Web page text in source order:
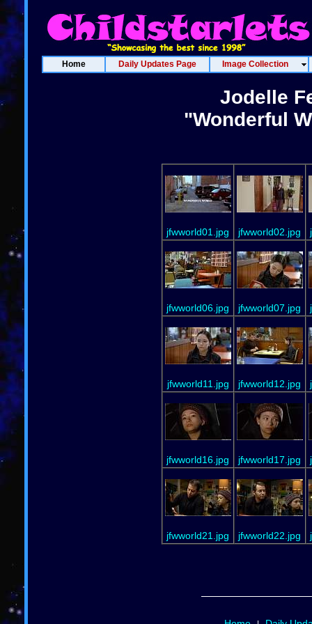
Home Daily Updates Page Image Collection
Jodelle
"Wonderful
jfwworld01.jpg jfwworld02.jpg
jfwworld06.jpg jfwworld07.jpg
jfwworld11.jpg jfwworld12.jpg
jfwworld16.jpg jfwworld17.jpg
jfwworld21.jpg jfwworld22.jpg